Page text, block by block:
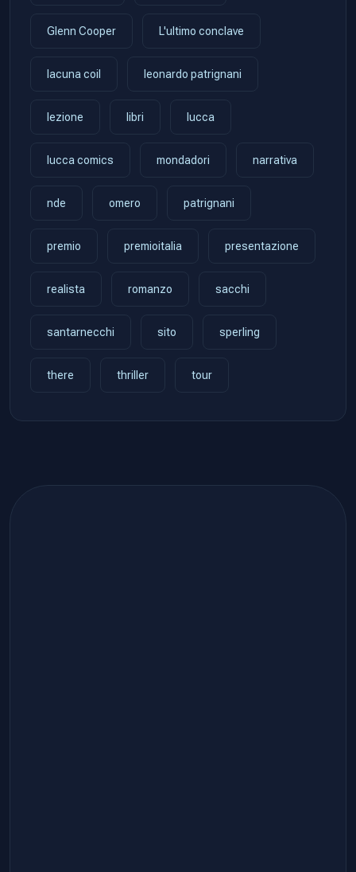
Glenn Cooper L'ultimo conclave
lacuna coil leonardo patrignani
lezione libri lucca
lucca comics mondadori narrativa
nde omero patrignani
premio premioitalia presentazione
realista romanzo sacchi
santarnecchi sito sperling
there thriller tour